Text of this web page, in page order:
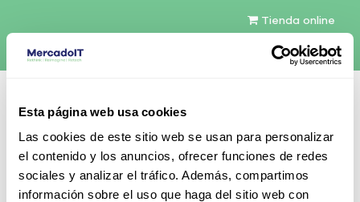
Esta página web usa cookies
Las cookies de este sitio web se usan para personalizar
el contenido y los anuncios, ofrecer funciones de redes
sociales y analizar el tráfico. Además, compartimos
información sobre el uso que haga del sitio web con
Tienda online
Español
Contáctenos